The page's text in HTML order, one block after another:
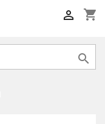
shopping_cart

